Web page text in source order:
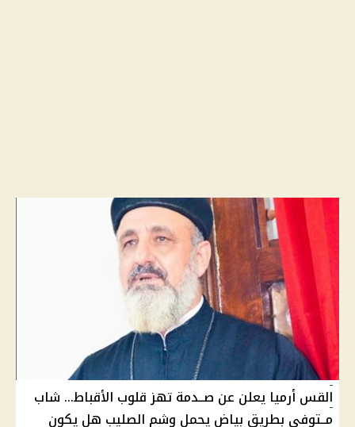
القس أرميا يعلن عن صــدمة تهز قلوب الأقباط... شاب
مــتوفي بطريق بياض يحمل وشم الصليب هل يكون